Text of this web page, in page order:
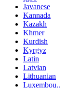
Javanese
Kannada
Kazakh
Khmer
Kurdish
Kyrgyz
Latin
Latvian
Lithuanian
Luxembou..